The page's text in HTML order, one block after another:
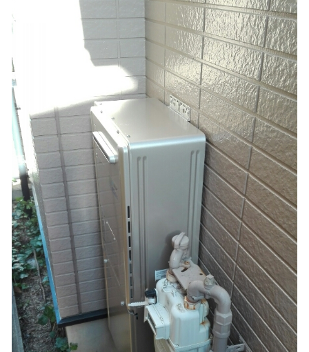
既設浴室暖房乾燥機リモコン
排熱を２次熱交換器で再利用 省エネ設計の給湯器です